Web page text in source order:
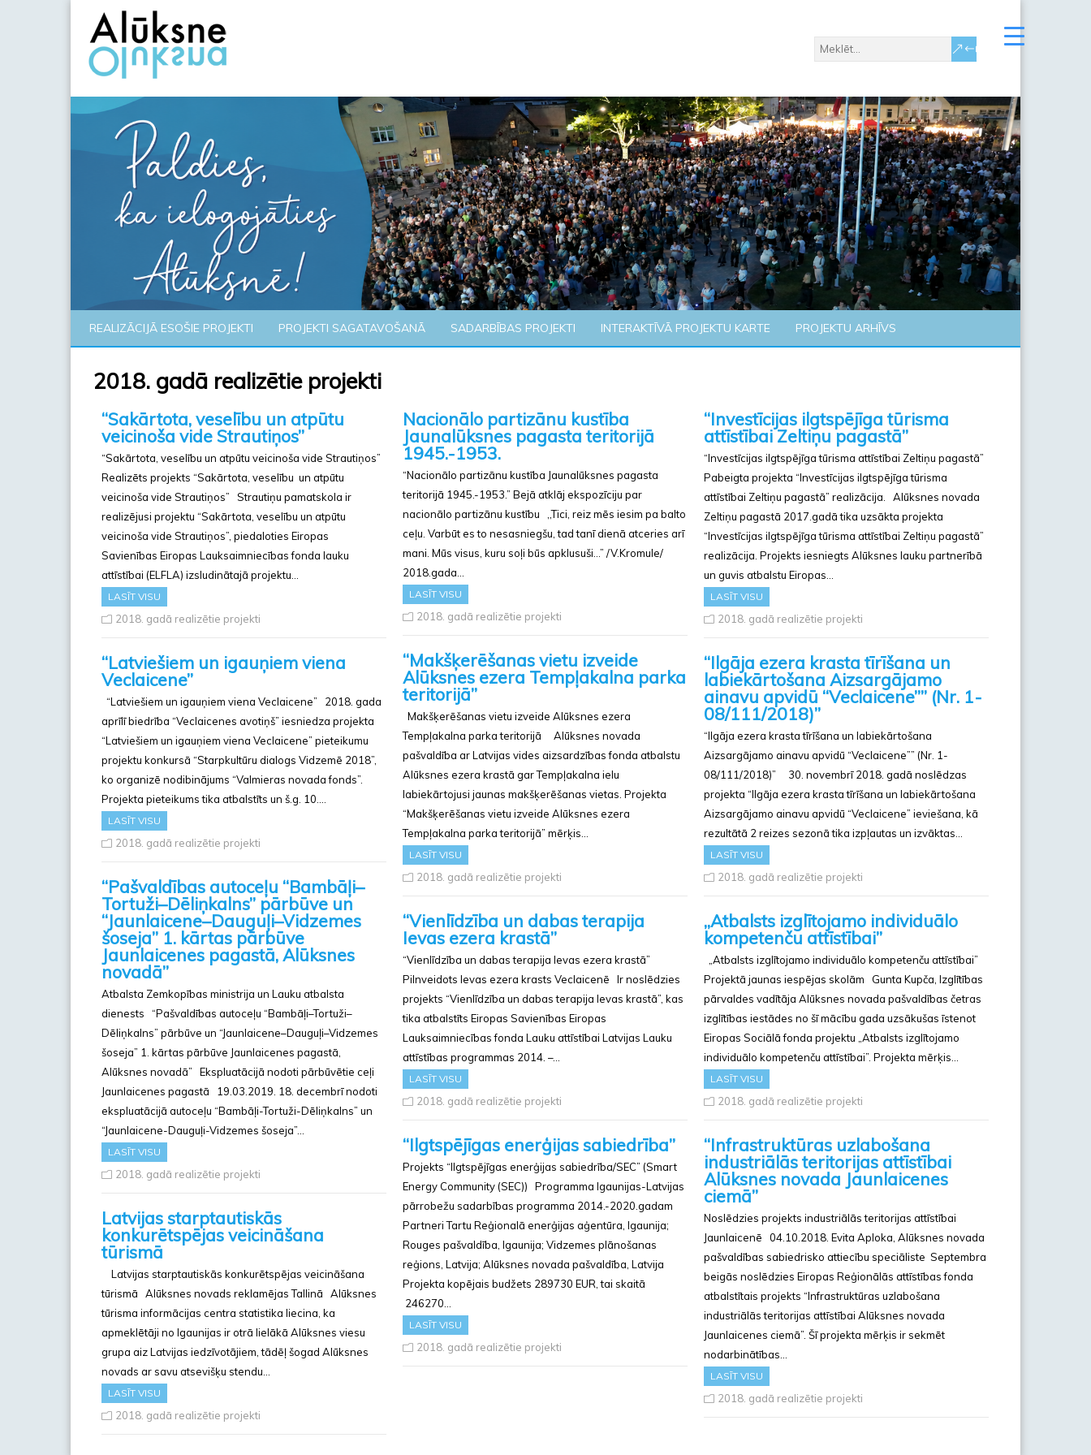
REALIZĀCIJĀ ESOŠIE PROJEKTI PROJEKTI SAGATAVOŠANĀ SADARBĪBAS PROJEKTI INTERAKTĪVĀ PROJEKTU KARTE PROJEKTU ARHĪVS
2018. gadā realizētie projekti
“Sakārtota, veselību un atpūtu
veicinoša vide Strautiņos”
“Sakārtota, veselību un atpūtu veicinoša vide Strautiņos”
Realizēts projekts “Sakārtota, veselību un atpūtu
veicinoša vide Strautiņos” Strautiņu pamatskola ir
realizējusi projektu “Sakārtota, veselību un atpūtu
veicinoša vide Strautiņos”, piedaloties Eiropas
Savienības Eiropas Lauksaimniecības fonda lauku
attīstībai (ELFLA) izsludinātajā projektu…
LASĪT VISU
2018. gadā realizētie projekti
Nacionālo partizānu kustība
Jaunalūksnes pagasta teritorijā
1945.-1953.
“Nacionālo partizānu kustība Jaunalūksnes pagasta
teritorijā 1945.-1953.” Bejā atklāj ekspozīciju par
nacionālo partizānu kustību ,,Tici, reiz mēs iesim pa balto
ceļu. Varbūt es to nesasniegšu, tad tanī dienā atceries arī
mani. Mūs visus, kuru soļi būs apklusuši…” /V.Kromule/
2018.gada…
LASĪT VISU
2018. gadā realizētie projekti
“Investīcijas ilgtspējīga tūrisma
attīstībai Zeltiņu pagastā”
“Investīcijas ilgtspējīga tūrisma attīstībai Zeltiņu pagastā”
Pabeigta projekta “Investīcijas ilgtspējīga tūrisma
attīstībai Zeltiņu pagastā” realizācija. Alūksnes novada
Zeltiņu pagastā 2017.gadā tika uzsākta projekta
“Investīcijas ilgtspējīga tūrisma attīstībai Zeltiņu pagastā”
realizācija. Projekts iesniegts Alūksnes lauku partnerībā
un guvis atbalstu Eiropas…
LASĪT VISU
2018. gadā realizētie projekti
“Makšķerēšanas vietu izveide
Alūksnes ezera Tempļakalna parka
teritorijā”
Makšķerēšanas vietu izveide Alūksnes ezera
Tempļakalna parka teritorijā Alūksnes novada
pašvaldība ar Latvijas vides aizsardzības fonda atbalstu
Alūksnes ezera krastā gar Tempļakalna ielu
labiekārtojusi jaunas makšķerēšanas vietas. Projekta
“Makšķerēšanas vietu izveide Alūksnes ezera
Tempļakalna parka teritorijā” mērķis…
LASĪT VISU
2018. gadā realizētie projekti
“Latviešiem un igauņiem viena
Veclaicene”
“Latviešiem un igauņiem viena Veclaicene” 2018. gada
aprīlī biedrība “Veclaicenes avotiņš” iesniedza projekta
“Latviešiem un igauņiem viena Veclaicene” pieteikumu
projektu konkursā “Starpkultūru dialogs Vidzemē 2018”,
ko organizē nodibinājums “Valmieras novada fonds”.
Projekta pieteikums tika atbalstīts un š.g. 10….
LASĪT VISU
2018. gadā realizētie projekti
“Ilgāja ezera krasta tīrīšana un
labiekārtošana Aizsargājamo
ainavu apvidū “Veclaicene”” (Nr. 1-
08/111/2018)”
“Ilgāja ezera krasta tīrīšana un labiekārtošana
Aizsargājamo ainavu apvidū “Veclaicene”” (Nr. 1-
08/111/2018)” 30. novembrī 2018. gadā noslēdzas
projekta “Ilgāja ezera krasta tīrīšana un labiekārtošana
Aizsargājamo ainavu apvidū “Veclaicene” ieviešana, kā
rezultātā 2 reizes sezonā tika izpļautas un izvāktas…
LASĪT VISU
2018. gadā realizētie projekti
“Pašvaldības autoceļu “Bambāļi–
Tortuži–Dēliņkalns” pārbūve un
“Jaunlaicene–Dauguļi–Vidzemes
šoseja” 1. kārtas pārbūve
Jaunlaicenes pagastā, Alūksnes
novadā”
Atbalsta Zemkopības ministrija un Lauku atbalsta
dienests “Pašvaldības autoceļu “Bambāļi–Tortuži–
Dēliņkalns” pārbūve un “Jaunlaicene–Dauguļi–Vidzemes
šoseja” 1. kārtas pārbūve Jaunlaicenes pagastā,
Alūksnes novadā” Ekspluatācijā nodoti pārbūvētie ceļi
Jaunlaicenes pagastā 19.03.2019. 18. decembrī nodoti
ekspluatācijā autoceļu “Bambāļi-Tortuži-Dēliņkalns” un
“Jaunlaicene-Dauguļi-Vidzemes šoseja”…
LASĪT VISU
2018. gadā realizētie projekti
“Vienlīdzība un dabas terapija
Ievas ezera krastā”
“Vienlīdzība un dabas terapija Ievas ezera krastā”
Pilnveidots Ievas ezera krasts Veclaicenē Ir noslēdzies
projekts “Vienlīdzība un dabas terapija Ievas krastā”, kas
tika atbalstīts Eiropas Savienības Eiropas
Lauksaimniecības fonda Lauku attīstībai Latvijas Lauku
attīstības programmas 2014. –…
LASĪT VISU
2018. gadā realizētie projekti
„Atbalsts izglītojamo individuālo
kompetenču attīstībai”
„Atbalsts izglītojamo individuālo kompetenču attīstībai”
Projektā jaunas iespējas skolām Gunta Kupča, Izglītības
pārvaldes vadītāja Alūksnes novada pašvaldības četras
izglītības iestādes no šī mācību gada uzsākušas īstenot
Eiropas Sociālā fonda projektu „Atbalsts izglītojamo
individuālo kompetenču attīstībai”. Projekta mērķis…
LASĪT VISU
2018. gadā realizētie projekti
“Ilgtspējīgas enerģijas sabiedrība”
Projekts “Ilgtspējīgas enerģijas sabiedrība/SEC” (Smart
Energy Community (SEC)) Programma Igaunijas-Latvijas
pārrobežu sadarbības programma 2014.-2020.gadam
Partneri Tartu Reģionalā enerģijas aģentūra, Igaunija;
Rouges pašvaldība, Igaunija; Vidzemes plānošanas
reģions, Latvija; Alūksnes novada pašvaldība, Latvija
Projekta kopējais budžets 289730 EUR, tai skaitā
246270…
LASĪT VISU
2018. gadā realizētie projekti
“Infrastruktūras uzlabošana
industriālās teritorijas attīstībai
Alūksnes novada Jaunlaicenes
ciemā”
Noslēdzies projekts industriālās teritorijas attīstībai
Jaunlaicenē 04.10.2018. Evita Aploka, Alūksnes novada
pašvaldības sabiedrisko attiecību speciāliste Septembra
beigās noslēdzies Eiropas Reģionālās attīstības fonda
atbalstītais projekts “Infrastruktūras uzlabošana
industriālās teritorijas attīstībai Alūksnes novada
Jaunlaicenes ciemā”. Šī projekta mērķis ir sekmēt
nodarbinātības…
LASĪT VISU
2018. gadā realizētie projekti
Latvijas starptautiskās
konkurētspējas veicināšana
tūrismā
Latvijas starptautiskās konkurētspējas veicināšana
tūrismā Alūksnes novads reklamējas Tallinā Alūksnes
tūrisma informācijas centra statistika liecina, ka
apmeklētāji no Igaunijas ir otrā lielākā Alūksnes viesu
grupa aiz Latvijas iedzīvotājiem, tādēļ šogad Alūksnes
novads ar savu atsevišķu stendu…
LASĪT VISU
2018. gadā realizētie projekti